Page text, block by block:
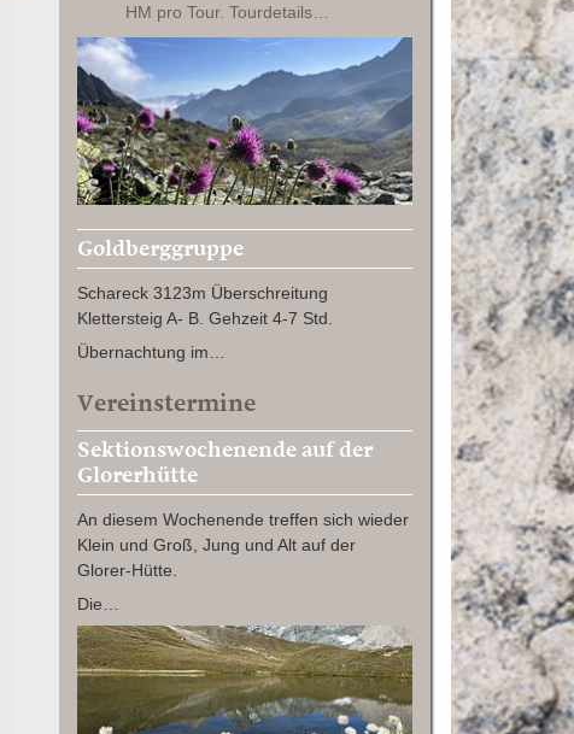
HM pro Tour. Tourdetails…
Goldberggruppe
Schareck 3123m Überschreitung
Klettersteig A- B. Gehzeit 4-7 Std.
Übernachtung im…
Vereinstermine
Sektionswochenende auf der
Glorerhütte
An diesem Wochenende treffen sich wieder
Klein und Groß, Jung und Alt auf der
Glorer-Hütte.
Die…